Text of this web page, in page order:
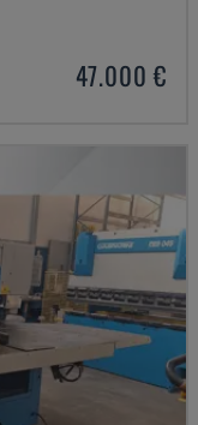
47.000 €